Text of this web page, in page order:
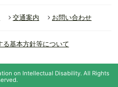
交通案内 お問い合わせ
る基本方針等について
on Intellectual Disability.All Rights